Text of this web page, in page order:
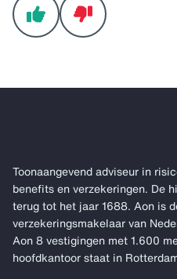
Toonaangevend adviseur in
benefits en verzekeringen. De
terug tot het jaar 1688. Aon is
verzekeringsmakelaar van
Aon 8 vestigingen met 1.600
hoofdkantoor staat in